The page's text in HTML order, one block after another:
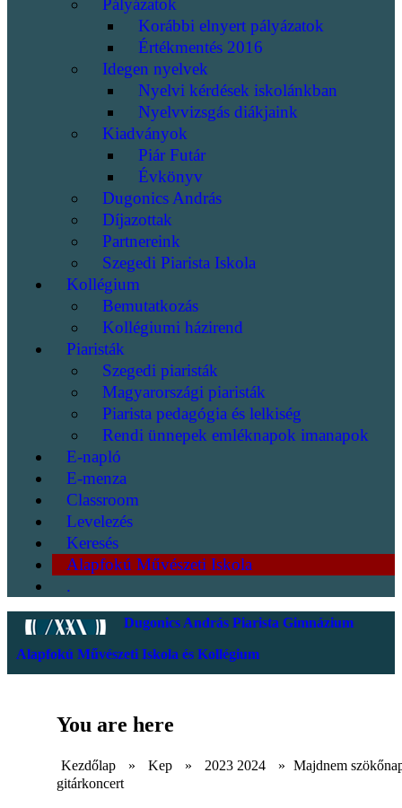
Pályázatok
Korábbi elnyert pályázatok
Értékmentés 2016
Idegen nyelvek
Nyelvi kérdések iskolánkban
Nyelvvizsgás diákjaink
Kiadványok
Piár Futár
Évkönyv
Dugonics András
Díjazottak
Partnereink
Szegedi Piarista Iskola
Kollégium
Bemutatkozás
Kollégiumi házirend
Piaristák
Szegedi piaristák
Magyarországi piaristák
Piarista pedagógia és lelkiség
Rendi ünnepek emléknapok imanapok
E-napló
E-menza
Classroom
Levelezés
Keresés
Alapfokú Művészeti Iskola
.
Dugonics András Piarista Gimnázium
Alapfokú Művészeti Iskola és Kollégium
You are here
Kezdőlap » Kep » 2023 2024 » Majdnem
gitárkoncert